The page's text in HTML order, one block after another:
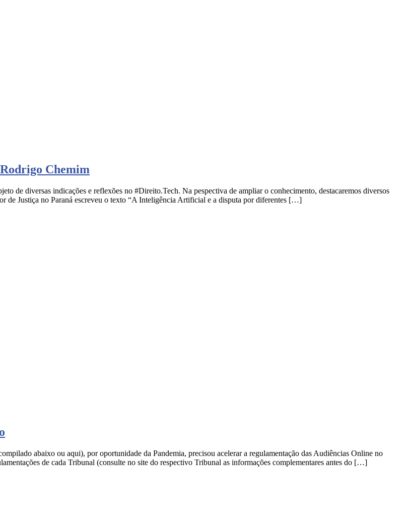
Chemim
de diversas indicações e reflexões no #Direito.Tech. Na pespectiva de ampliar o conhecimento, destacaremos diversos
de Justiça no Paraná escreveu o texto “A Inteligência Artificial e a disputa por diferentes […]
abaixo ou aqui), por oportunidade da Pandemia, precisou acelerar a regulamentação das Audiências Online no
de cada Tribunal (consulte no site do respectivo Tribunal as informações complementares antes do […]